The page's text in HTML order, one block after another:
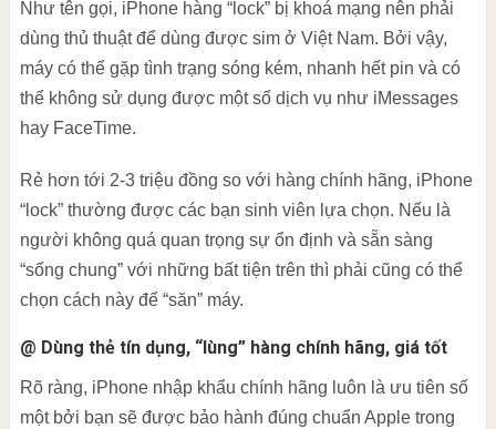
Như tên gọi, iPhone hàng “lock” bị khoá mạng nên phải
dùng thủ thuật để dùng được sim ở Việt Nam. Bởi vậy,
máy có thể gặp tình trạng sóng kém, nhanh hết pin và có
thể không sử dụng được một số dịch vụ như iMessages
hay FaceTime.
Rẻ hơn tới 2-3 triệu đồng so với hàng chính hãng, iPhone
“lock” thường được các bạn sinh viên lựa chọn. Nếu là
người không quá quan trọng sự ổn định và sẵn sàng
“sống chung” với những bất tiện trên thì phải cũng có thể
chọn cách này để “săn” máy.
@ Dùng thẻ tín dụng, “lùng” hàng chính hãng, giá tốt
Rõ ràng, iPhone nhập khẩu chính hãng luôn là ưu tiên số
một bởi bạn sẽ được bảo hành đúng chuẩn Apple trong